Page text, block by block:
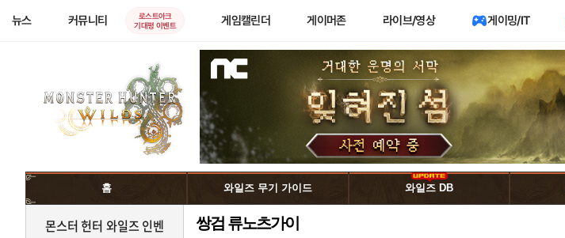
뉴스 커뮤니티
로스트아크
기대평 이벤트
게임캘린더 게이머존 라이브/영상 게이밍/IT
홈 와일즈 무기 가이드 와일즈 DB
몬스터 헌터 와일즈 인벤 쌍검 류노츠가이